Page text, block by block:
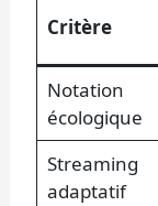
Critère
Notation
écologique
Streaming
adaptatif